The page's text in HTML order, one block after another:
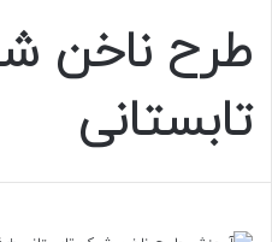
طرح ناخن
تابستانی